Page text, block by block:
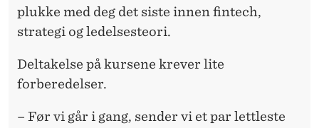
plukke med deg det siste innen fintech,
strategi og ledelsesteori.
Deltakelse på kursene krever lite
forberedelser.
– Før vi går i gang, sender vi et par lettleste